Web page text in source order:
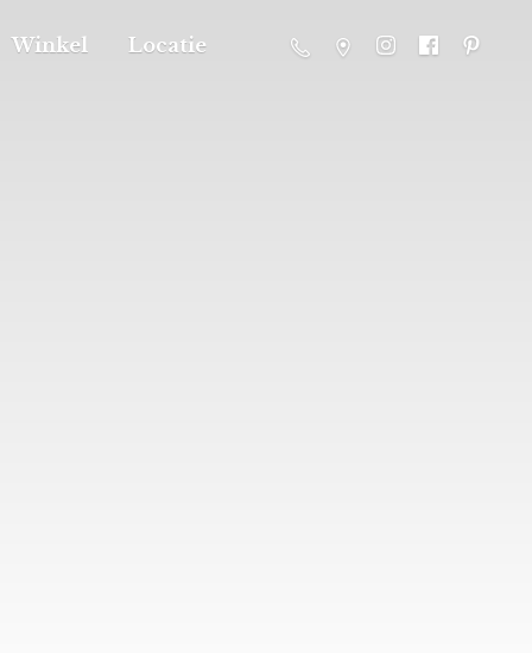
Winkel Locatie